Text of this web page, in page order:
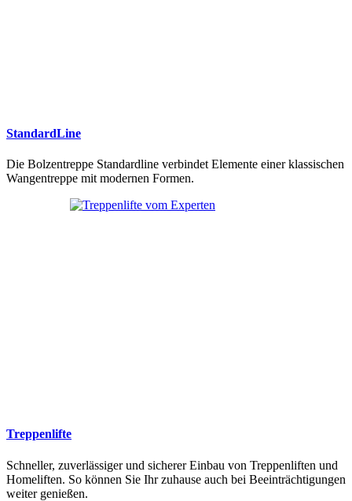
StandardLine
Die Bolzentreppe Standardline verbindet Elemente einer klassischen
Wangentreppe mit modernen Formen.
Treppenlifte
Schneller, zuverlässiger und sicherer Einbau von Treppenliften und
Homeliften. So können Sie Ihr zuhause auch bei Beeinträchtigungen
weiter genießen.